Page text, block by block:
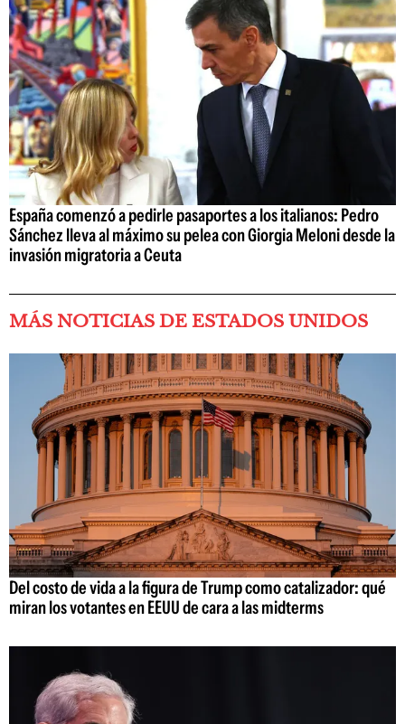
España comenzó a pedirle pasaportes a los italianos: Pedro
Sánchez lleva al máximo su pelea con Giorgia Meloni desde la
invasión migratoria a Ceuta
MÁS NOTICIAS DE ESTADOS UNIDOS
Del costo de vida a la figura de Trump como catalizador: qué
miran los votantes en EEUU de cara a las midterms